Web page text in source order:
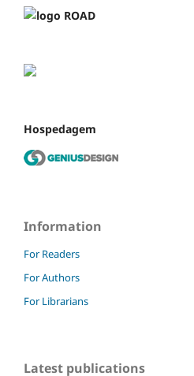
Hospedagem
Information
For Readers
For Authors
For Librarians
Latest publications